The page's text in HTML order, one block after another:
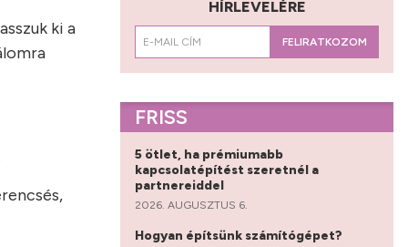
ki a
HÍRLEVELÉRE
FELIRATKOZOM
FRISS
5 ötlet, ha prémiumabb
kapcsolatépítést szeretnél a
partnereiddel
2026. AUGUSZTUS 6.
Hogyan építsünk számítógépet?